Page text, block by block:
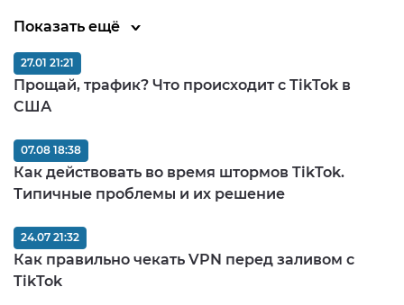
Показать ещё
Прощай, трафик? Что происходит с TikTok в
США
27.01 21:21
Как действовать во время штормов TikTok.
Типичные проблемы и их решение
07.08 18:38
Как правильно чекать VPN перед заливом c
TikTok
24.07 21:32